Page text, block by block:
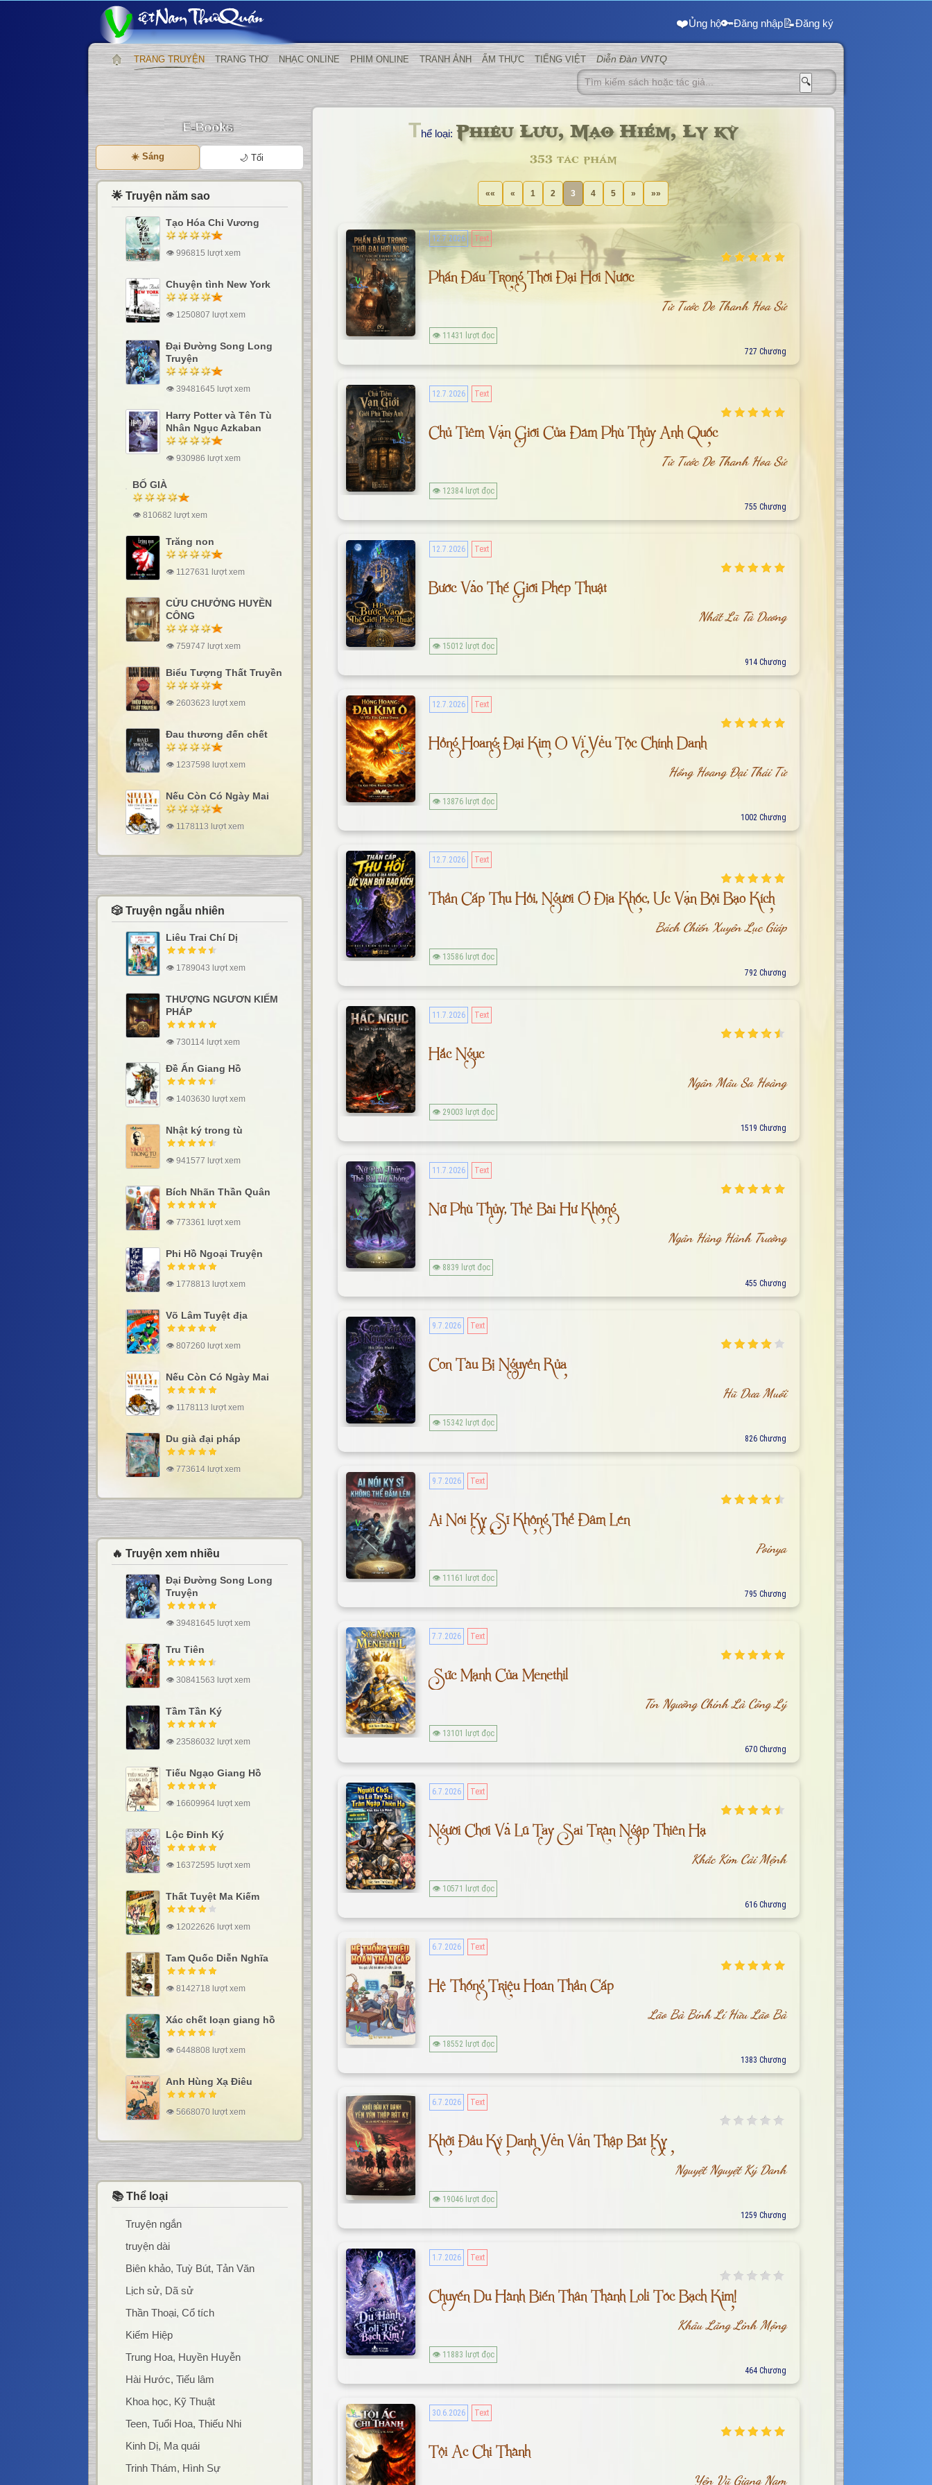
❤️Ủng hộ🔑Đăng nhập📝Đăng ký
TRANG TRUYỆN TRANG THƠ NHẠC ONLINE PHIM ONLINE TRANH ẢNH ẨM THỰC TIẾNG VIỆT Diễn Đàn VNTQ
🔍
Thể loại: Phiêu Lưu, Mạo Hiểm, Ly kỳ
353 tác phẩm
«« « 1 2 3 4 5 » »»
12.7.2026 Text
Phấn Đấu Trong Thời Đại Hơi Nước
Tử Tước De Thanh Hoa Sứ
👁 11431 lượt đọc
727 Chương
12.7.2026 Text
Chủ Tiêm Vạn Giới Của Đám Phù Thủy Anh Quốc
Tử Tước De Thanh Hoa Sứ
👁 12384 lượt đọc
755 Chương
12.7.2026 Text
Bước Vào Thế Giới Phép Thuật
Nhất Lũ Tà Dương
👁 15012 lượt đọc
914 Chương
12.7.2026 Text
Hồng Hoang: Đại Kim Ô Vì Yêu Tộc Chính Danh
Hồng Hoang Đại Thái Tử
👁 13876 lượt đọc
1002 Chương
12.7.2026 Text
Thần Cấp Thu Hồi, Người Ở Địa Khốc, Ức Vạn Bội Bạo Kích
Bách Chiến Xuyên Lục Giáp
👁 13586 lượt đọc
792 Chương
11.7.2026 Text
Hắc Ngục
Ngân Mâu Sa Hoàng
👁 29003 lượt đọc
1519 Chương
11.7.2026 Text
Nữ Phù Thủy, Thẻ Bài Hư Không
Ngân Hàng Hành Trưởng
👁 8839 lượt đọc
455 Chương
9.7.2026 Text
Con Tàu Bị Nguyền Rủa
Hũ Dưa Muối
👁 15342 lượt đọc
826 Chương
9.7.2026 Text
Ai Nói Kỵ Sĩ Không Thể Đâm Lén
Poinya
👁 11161 lượt đọc
795 Chương
7.7.2026 Text
Sức Mạnh Của Menethil
Tín Ngưỡng Chính Là Công Lý
👁 13101 lượt đọc
670 Chương
6.7.2026 Text
Người Chơi Và Lũ Tay Sai Tràn Ngập Thiên Hạ
Khắc Kim Cải Mệnh
👁 10571 lượt đọc
616 Chương
6.7.2026 Text
Hệ Thống Triệu Hoán Thần Cấp
Lão Bà Bính Lí Hữu Lão Bà
👁 18552 lượt đọc
1383 Chương
6.7.2026 Text
Khởi Đầu Ký Danh Yên Vân Thập Bát Kỵ
Nguyệt Nguyệt Ký Danh
👁 19046 lượt đọc
1259 Chương
1.7.2026 Text
Chuyến Du Hành Biến Thân Thành Loli Tóc Bạch Kim!
Khâu Lăng Linh Mộng
👁 11883 lượt đọc
464 Chương
30.6.2026 Text
Tội Ác Chi Thành
Yên Vũ Giang Nam
☀️ Sáng 🌙 Tối
🌟 Truyện năm sao
Tạo Hóa Chi Vương
👁 996815 lượt xem
Chuyện tình New York
👁 1250807 lượt xem
Đại Đường Song Long
Truyện
👁 39481645 lượt xem
Harry Potter và Tên Tù
Nhân Ngục Azkaban
👁 930986 lượt xem
BỐ GIÀ
👁 810682 lượt xem
Trăng non
👁 1127631 lượt xem
CỬU CHƯỞNG HUYỀN
CÔNG
👁 759747 lượt xem
Biểu Tượng Thất Truyền
👁 2603623 lượt xem
Đau thương đến chết
👁 1237598 lượt xem
Nếu Còn Có Ngày Mai
👁 1178113 lượt xem
🎲 Truyện ngẫu nhiên
Liêu Trai Chí Dị
👁 1789043 lượt xem
THƯỢNG NGƯƠN KIẾM
PHÁP
👁 730114 lượt xem
Đề Ấn Giang Hồ
👁 1403630 lượt xem
Nhật ký trong tù
👁 941577 lượt xem
Bích Nhãn Thần Quân
👁 773361 lượt xem
Phi Hồ Ngoại Truyện
👁 1778813 lượt xem
Võ Lâm Tuyệt địa
👁 807260 lượt xem
Nếu Còn Có Ngày Mai
👁 1178113 lượt xem
Du già đại pháp
👁 773614 lượt xem
🔥 Truyện xem nhiều
Đại Đường Song Long
Truyện
👁 39481645 lượt xem
Tru Tiên
👁 30841563 lượt xem
Tầm Tần Ký
👁 23586032 lượt xem
Tiếu Ngạo Giang Hồ
👁 16609964 lượt xem
Lộc Đỉnh Ký
👁 16372595 lượt xem
Thất Tuyệt Ma Kiếm
👁 12022626 lượt xem
Tam Quốc Diễn Nghĩa
👁 8142718 lượt xem
Xác chết loạn giang hồ
👁 6448808 lượt xem
Anh Hùng Xạ Điêu
👁 5668070 lượt xem
📚 Thể loại
Truyện ngắn
truyện dài
Biên khảo, Tuỳ Bút, Tản Văn
Lịch sử, Dã sử
Thần Thoại, Cổ tích
Kiếm Hiệp
Trung Hoa, Huyền Huyễn
Hài Hước, Tiếu lâm
Khoa học, Kỹ Thuật
Teen, Tuổi Hoa, Thiếu Nhi
Kinh Dị, Ma quái
Trinh Thám, Hình Sự